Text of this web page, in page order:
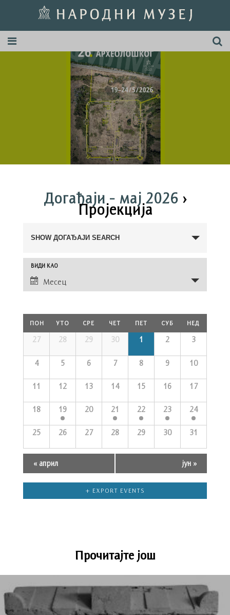
Догађаји - мај 2026›
Пројекција
Search
Views
Navigation
SHOW ДОГАЂАЈИ SEARCH
Догађај
Views
Navigation
ВИДИ КАО
Месец
Calendar
of
Догађаји
Calendar
Догађаји
ПОН УТО СРЕ ЧЕТ ПЕТ СУБ НЕД
27 28 29 30 1 2 3
4 5 6 7 8 9 10
11 12 13 14 15 16 17
18 19 20 21 22 23 24
25 26 27 28 29 30 31
«април јун »
+ EXPORT EVENTS
Прочитајте још